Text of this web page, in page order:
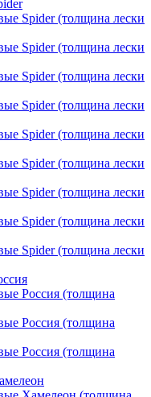
Spider (толщина лески
Spider (толщина лески
Spider (толщина лески
Spider (толщина лески
Spider (толщина лески
Spider (толщина лески
Spider (толщина лески
Spider (толщина лески
Spider (толщина лески
Россия (толщина
Россия (толщина
Россия (толщина